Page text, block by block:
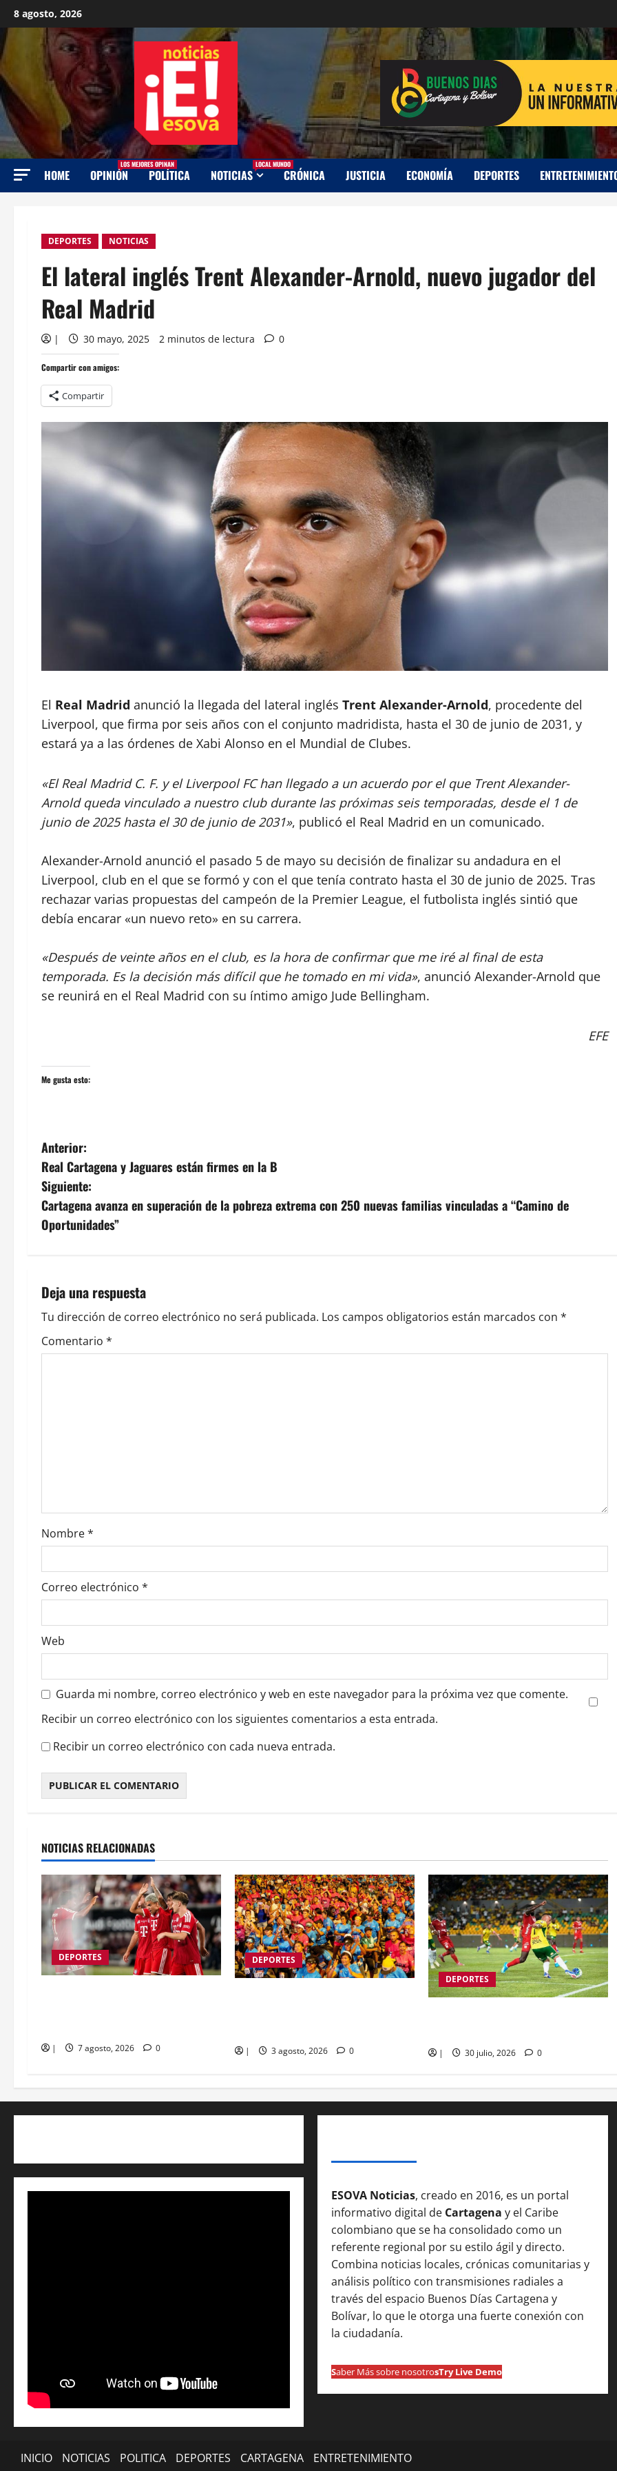
Saltar
al
contenido
8 agosto, 2026
HOME OPINIÓN
LOS MEJORES OPINAN
POLÍTICA NOTICIAS
LOCAL MUNDO
CRÓNICA JUSTICIA ECONOMÍA DEPORTES
DEPORTES NOTICIAS
El lateral inglés Trent Alexander-Arnold, nuevo jugador del
Real Madrid
| 30 mayo, 2025 2 minutos de lectura 0
Compartir con amigos:
Compartir
El Real Madrid anunció la llegada del lateral inglés Trent Alexander-Arnold, procedente del
Liverpool, que firma por seis años con el conjunto madridista, hasta el 30 de junio de 2031, y
estará ya a las órdenes de Xabi Alonso en el Mundial de Clubes.
«El Real Madrid C. F. y el Liverpool FC han llegado a un acuerdo por el que Trent Alexander-
Arnold queda vinculado a nuestro club durante las próximas seis temporadas, desde el 1 de
junio de 2025 hasta el 30 de junio de 2031», publicó el Real Madrid en un comunicado.
Alexander-Arnold anunció el pasado 5 de mayo su decisión de finalizar su andadura en el
Liverpool, club en el que se formó y con el que tenía contrato hasta el 30 de junio de 2025. Tras
rechazar varias propuestas del campeón de la Premier League, el futbolista inglés sintió que
debía encarar «un nuevo reto» en su carrera.
«Después de veinte años en el club, es la hora de confirmar que me iré al final de esta
temporada. Es la decisión más difícil que he tomado en mi vida», anunció Alexander-Arnold que
se reunirá en el Real Madrid con su íntimo amigo Jude Bellingham.
EFE
Me gusta esto:
N
a
v
e
a
c
i
n
t
r
d
a
s
Anterior:
Real Cartagena y Jaguares están firmes en la B
Siguiente:
Cartagena avanza en superación de la pobreza extrema con 250 nuevas familias vinculadas a “Camino de
Oportunidades”
Deja una respuesta
Tu dirección de correo electrónico no será publicada. Los campos obligatorios están marcados con *
Comentario *
Nombre*
Correo electrónico *
Web
Guarda mi nombre, correo electrónico y web en este navegador para la próxima vez que comente.
Recibir un correo electrónico con los siguientes comentarios a esta entrada.
Recibir un correo electrónico con cada nueva entrada.
NOTICIAS RELACIONADAS
DEPORTES
| 7 agosto, 2026 0
DEPORTES
| 3 agosto, 2026 0
DEPORTES
| 30 julio, 2026 0
ESOVA Noticias, creado en 2016, es un portal
informativo digital de Cartagenay el Caribe
colombiano que se ha consolidado como un
referente regional por su estilo ágil y directo.
Combina noticias locales, crónicas comunitarias y
análisis político con transmisiones radiales a
través del espacio Buenos Días Cartagena y
Bolívar, lo que le otorga una fuerte conexión con
la ciudadanía.
Saber Más sobre nosotrosTry Live Demo
INICIO NOTICIAS POLITICA DEPORTES CARTAGENA ENTRETENIMIENTO